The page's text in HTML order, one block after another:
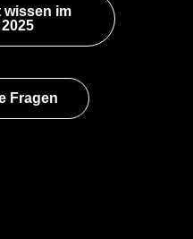
wissen im
Fragen